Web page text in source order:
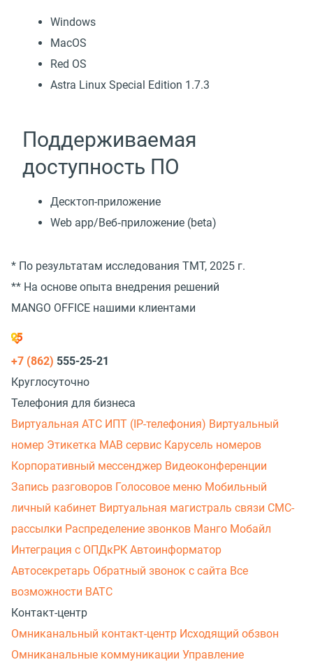
Windows
MacOS
Red OS
Astra Linux Special Edition 1.7.3
Поддерживаемая
доступность ПО
Десктоп-приложение
Web app/Веб‑приложение (beta)
* По результатам исследования TMT, 2025 г.
** На основе опыта внедрения решений
MANGO OFFICE нашими клиентами
+7 (862) 555-25-21
Круглосуточно
Телефония для бизнеса
Виртуальная АТС ИПТ (IP-телефония) Виртуальный
номер Этикетка МАВ сервис Карусель номеров
Корпоративный мессенджер Видеоконференции
Запись разговоров Голосовое меню Мобильный
личный кабинет Виртуальная магистраль связи СМС-
рассылки Распределение звонков Манго Мобайл
Интеграция с ОПДкРК Автоинформатор
Автосекретарь Обратный звонок с сайта Все
возможности ВАТС
Контакт-центр
Омниканальный контакт-центр Исходящий обзвон
Омниканальные коммуникации Управление